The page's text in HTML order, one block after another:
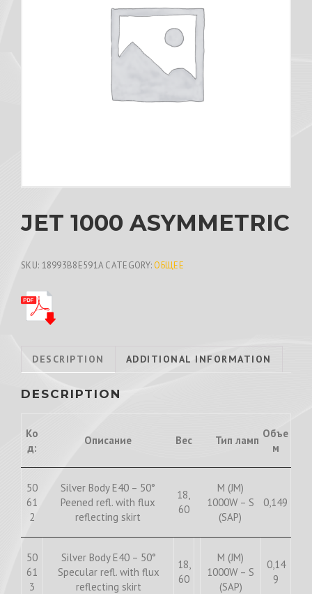
JET 1000 ASYMMETRIC
SKU: 18993B8E591A CATEGORY: ОБЩЕЕ
DESCRIPTION ADDITIONAL INFORMATION
DESCRIPTION
Ко
д:
Описание Вес Тип ламп
Объе
м
50
61
2
Silver Body E40 – 50°
Peened refl. with flux
reflecting skirt
18,
60
M (JM)
1000W – S
(SAP)
0,149
50
61
3
Silver Body E40 – 50°
Specular refl. with flux
reflecting skirt
18,
60
M (JM)
1000W – S
(SAP)
0,14
9